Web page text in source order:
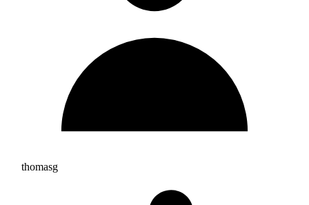
thomasg